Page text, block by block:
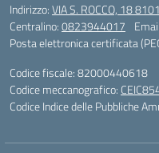
Indirizzo:VIA S. ROCCO, 18
Centralino:0823944017
Posta elettronica certificata
Codice fiscale: 82000440618
Codice meccanografico:
Codice Indice delle Pubbliche